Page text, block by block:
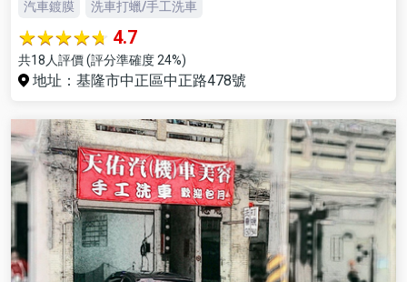
汽車鍍膜 洗車打蠟/手工洗車
4.7
共18人評價 (評分準確度 24%)
地址：基隆市中正區中正路478號